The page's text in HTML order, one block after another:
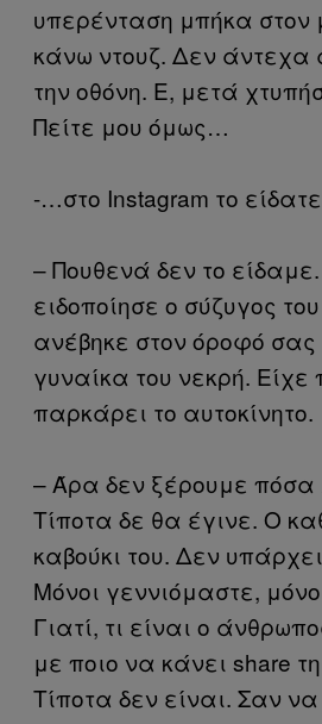
υπερένταση μπήκα στον
κάνω ντουζ. Δεν άντεχα
την οθόνη. Ε, μετά
Πείτε μου όμως…
-…στο Instagram το
– Πουθενά δεν το
ειδοποίησε ο σύζυγος
ανέβηκε στον όροφό σας
γυναίκα του νεκρή. Είχε
παρκάρει το αυτοκίνητο.
– Άρα δεν ξέρουμε πόσα
Τίποτα δε θα έγινε. Ο
καβούκι του. Δεν
Μόνοι γεννιόμαστε,
Γιατί, τι είναι ο
με ποιο να κάνει share
Τίποτα δεν είναι. Σαν